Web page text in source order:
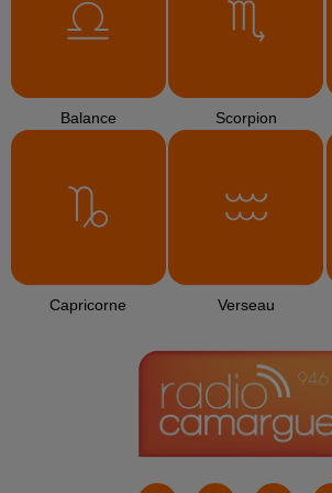
TEXAS SHAKIRA
L'HOROSCOPE
Taureau